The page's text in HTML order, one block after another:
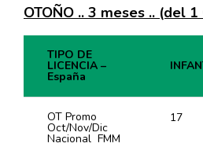
OTOÑO .. 3 meses .. (del
TIPO DE
LICENCIA –
España
TIPO DE
LICENCIA –
España
OT Promo
Oct/Nov/Dic
Nacional FMM
17